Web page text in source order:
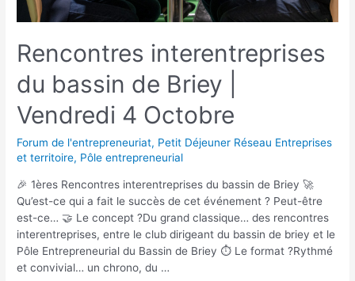
Rencontres interentreprises
du bassin de Briey |
Vendredi 4 Octobre
Forum de l'entrepreneuriat, Petit Déjeuner Réseau Entreprises
et territoire, Pôle entrepreneurial
🎉 1ères Rencontres interentreprises du bassin de Briey 🚀
Qu’est-ce qui a fait le succès de cet événement ? Peut-être
est-ce… 🤝 Le concept ?Du grand classique… des rencontres
interentreprises, entre le club dirigeant du bassin de briey et le
Pôle Entrepreneurial du Bassin de Briey ⏱️ Le format ?Rythmé
et convivial… un chrono, du …